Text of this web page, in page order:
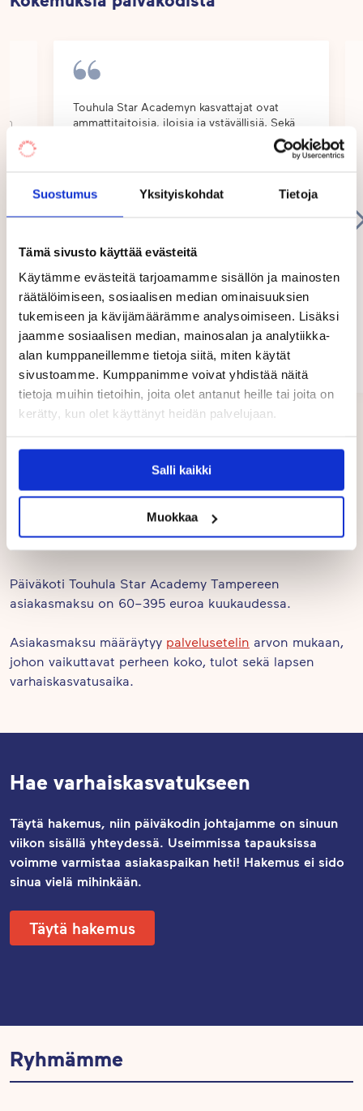
Suostumus Yksityiskohdat Tietoja
Tämä sivusto käyttää evästeitä
Käytämme evästeitä tarjoamamme sisällön ja mainosten
räätälöimiseen, sosiaalisen median ominaisuuksien
tukemiseen ja kävijämäärämme analysoimiseen. Lisäksi
jaamme sosiaalisen median, mainosalan ja analytiikka-
alan kumppaneillemme tietoja siitä, miten käytät
sivustoamme. Kumppanimme voivat yhdistää näitä
tietoja muihin tietoihin, joita olet antanut heille tai joita on
kerätty, kun olet käyttänyt heidän palvelujaan.
Salli kaikki
Muokkaa
kaikkien kanssa huolimatta heidän taustastaan.
Päiväkotimme sijaitsee retkikohteiden
ympäröimänä. Lähellä on Pyynikin metsä,
pääkirjasto Metso, Tampereen taidemuseo ja
tarkoittavat myös helppoa pääsyä retkille eri
kohteisiin kaupungilla.
Tampereen kansainvälinen koulu (FISTA) on tien
toisella puolella, jos lapsesi on tarkoitus jatkaa
englanninkieliseen koulupolkuun.
TouGo-sovelluksen avulla perheet ja henkilökunta
voivat helposti kommunikoida keskenään. Aamulla
tuodessa vanhemmat ja lapset tervehditään ja
vaihdetaan kuulumiset, iltapäivällä vanhemmat
päivän aikana on tehty. Parasta ovat koko
päiväkodin yhteiset tapahtumat, joissa lapset ja
vanhemmat saavat nauttia yhdessäolosta.
Touhula Star Academyn kasvattajat ovat
ammattitaitoisia, iloisia ja ystävällisiä. Sekä
lapsi että perhe ovat olleet hyvin tyytyväisiä!
Rebekka Palmroth
Tampere
03/2026
Page
of
Päiväkoti Touhula Star Academy Tampereen
asiakasmaksu on 60–395 euroa kuukaudessa.
Asiakasmaksu määräytyy palvelusetelin arvon mukaan,
johon vaikuttavat perheen koko, tulot sekä lapsen
varhaiskasvatusaika.
Hae varhaiskasvatukseen
Täytä hakemus, niin päiväkodin johtajamme on sinuun
viikon sisällä yhteydessä. Useimmissa tapauksissa
voimme varmistaa asiakaspaikan heti! Hakemus ei sido
sinua vielä mihinkään.
Täytä hakemus
Ryhmämme